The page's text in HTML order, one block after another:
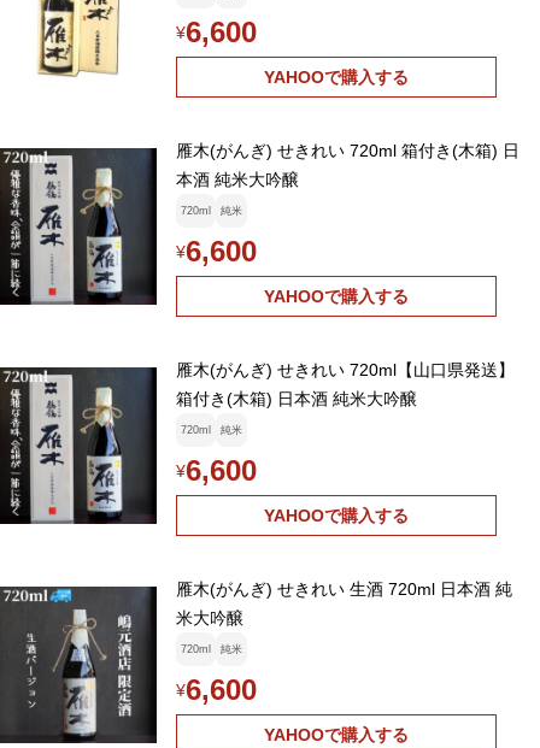
¥6,600
YAHOOで購入する
雁木(がんぎ) せきれい 720ml 箱付き(木箱) 日
本酒 純米大吟醸
720ml 純米
¥6,600
YAHOOで購入する
雁木(がんぎ) せきれい 720ml【山口県発送】
箱付き(木箱) 日本酒 純米大吟醸
720ml 純米
¥6,600
YAHOOで購入する
雁木(がんぎ) せきれい 生酒 720ml 日本酒 純
米大吟醸
720ml 純米
¥6,600
YAHOOで購入する